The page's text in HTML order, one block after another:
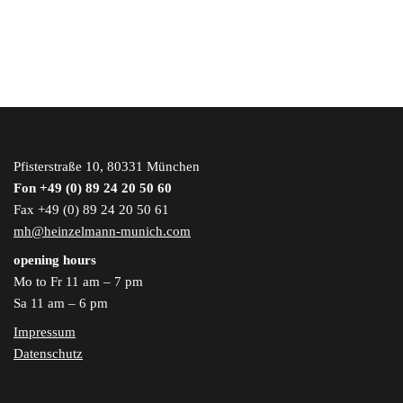
Pfisterstraße 10, 80331 München
Fon +49 (0) 89 24 20 50 60
Fax +49 (0) 89 24 20 50 61
mh@heinzelmann-munich.com
opening hours
Mo to Fr 11 am – 7 pm
Sa 11 am – 6 pm
Impressum
Datenschutz